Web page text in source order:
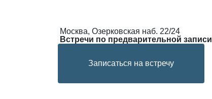
Москва, Озерковская наб. 22/24
Встречи по предварительной записи
Записаться на встречу